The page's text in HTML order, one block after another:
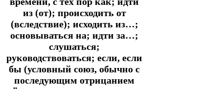
из (от); происходить от
(вследствие); исходить из…;
основываться на; идти за…;
слушаться;
руководствоваться; если, если
бы (условный союз, обычно с
последующим отрицанием